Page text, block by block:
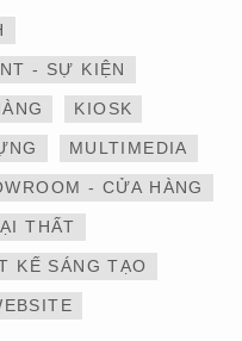
- SỰ KIỆN
KIOSK
MULTIMEDIA
- CỬA HÀNG
THẤT
KẾ SÁNG TẠO